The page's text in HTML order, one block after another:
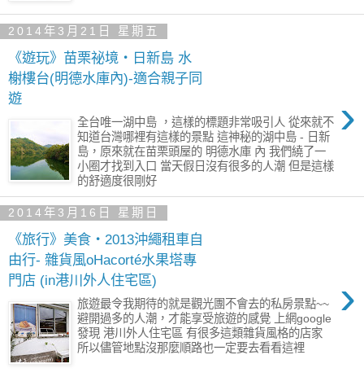
2014年3月21日 星期五
《遊玩》苗栗祕境‧日新島 水
榭樓台(明德水庫內)-適合親子同
遊
›
全台唯一湖中島 ，這樣的標題非常吸引人 從來就不
知道台灣哪裡有這樣的景點 這神秘的湖中島 - 日新
島，原來就在苗栗頭屋的 明德水庫 內 我們繞了一
小圈才找到入口 當天假日沒有很多的人潮 但是這樣
的舒適度很剛好
2014年3月16日 星期日
《旅行》美食‧2013沖繩租車自
由行- 雜貨風oHacorté水果塔專
門店 (in港川外人住宅區)
›
旅遊最令我期待的就是觀光團不會去的私房景點~~
避開過多的人潮，才能享受旅遊的感覺 上網google
發現 港川外人住宅區 有很多這類雜貨風格的店家
所以儘管地點沒那麼順路也一定要去看看這裡